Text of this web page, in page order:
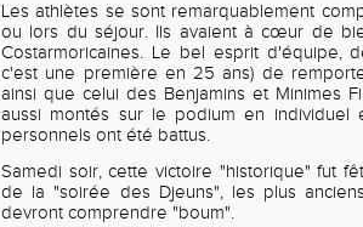
Les athlètes se sont remarquablement
ou lors du séjour. Ils avaient à cœur de
Costarmoricaines. Le bel esprit d'équipe,
c'est une première en 25 ans) de
ainsi que celui des Benjamins et Minimes
aussi montés sur le podium en individuel
personnels ont été battus.
Samedi soir, cette victoire "historique" fut
de la "soirée des Djeuns", les plus
devront comprendre "boum".